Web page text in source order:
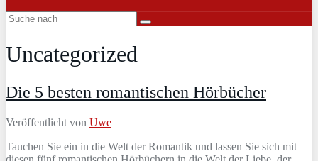
Uncategorized
Die 5 besten romantischen Hörbücher
Veröffentlicht von Uwe
Tauchen Sie ein in die Welt der Romantik und lassen Sie sich mit